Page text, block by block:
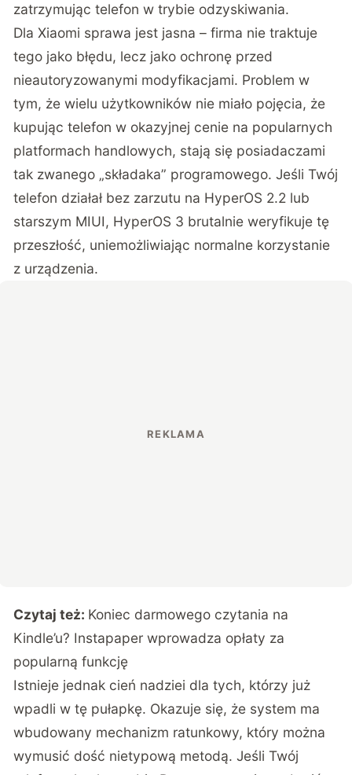
zatrzymując telefon w trybie odzyskiwania.
Dla Xiaomi sprawa jest jasna – firma nie traktuje
tego jako błędu, lecz jako ochronę przed
nieautoryzowanymi modyfikacjami. Problem w
tym, że wielu użytkowników nie miało pojęcia, że
kupując telefon w okazyjnej cenie na popularnych
platformach handlowych, stają się posiadaczami
tak zwanego „składaka” programowego. Jeśli Twój
telefon działał bez zarzutu na HyperOS 2.2 lub
starszym MIUI, HyperOS 3 brutalnie weryfikuje tę
przeszłość, uniemożliwiając normalne korzystanie
z urządzenia.
Czytaj też: Koniec darmowego czytania na
Kindle’u? Instapaper wprowadza opłaty za
popularną funkcję
Istnieje jednak cień nadziei dla tych, którzy już
wpadli w tę pułapkę. Okazuje się, że system ma
wbudowany mechanizm ratunkowy, który można
wymusić dość nietypową metodą. Jeśli Twój